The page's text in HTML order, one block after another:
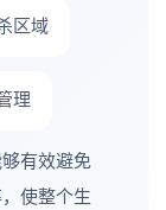
区域
理
有效避免
使整个生